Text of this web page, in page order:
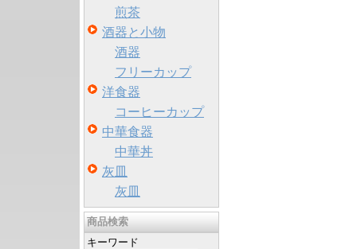
煎茶
酒器と小物
酒器
フリーカップ
洋食器
コーヒーカップ
中華食器
中華丼
灰皿
灰皿
商品検索
キーワード